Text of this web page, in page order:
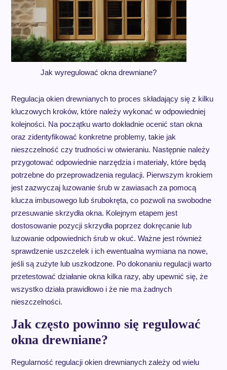
Jak wyregulować okna drewniane?
Regulacja okien drewnianych to proces składający się z kilku
kluczowych kroków, które należy wykonać w odpowiedniej
kolejności. Na początku warto dokładnie ocenić stan okna
oraz zidentyfikować konkretne problemy, takie jak
nieszczelność czy trudności w otwieraniu. Następnie należy
przygotować odpowiednie narzędzia i materiały, które będą
potrzebne do przeprowadzenia regulacji. Pierwszym krokiem
jest zazwyczaj luzowanie śrub w zawiasach za pomocą
klucza imbusowego lub śrubokręta, co pozwoli na swobodne
przesuwanie skrzydła okna. Kolejnym etapem jest
dostosowanie pozycji skrzydła poprzez dokręcanie lub
luzowanie odpowiednich śrub w okuć. Ważne jest również
sprawdzenie uszczelek i ich ewentualna wymiana na nowe,
jeśli są zużyte lub uszkodzone. Po dokonaniu regulacji warto
przetestować działanie okna kilka razy, aby upewnić się, że
wszystko działa prawidłowo i że nie ma żadnych
nieszczelności.
Jak często powinno się regulować
okna drewniane?
Regularność regulacji okien drewnianych zależy od wielu